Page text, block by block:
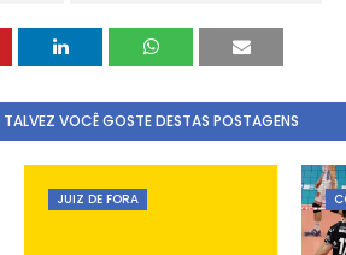
TALVEZ VOCÊ GOSTE DESTAS POSTAGENS
JUIZ DE FORA